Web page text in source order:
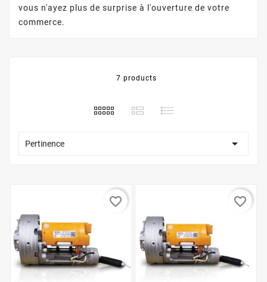
vous n'ayez plus de surprise à l'ouverture de votre
commerce.
7 products
Pertinence 
favorite_border favorite_border